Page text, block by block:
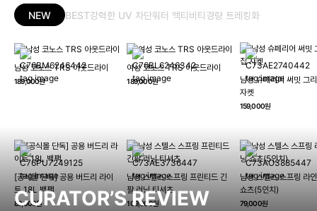
NEW BEST강력한 UV 차단워터 액티비티경량 트레킹화
남성 코노스 TRS 아웃드라이
189,000원
여성 코노스 TRS 아웃드라이
189,000원
남성 슈페리어 써밋 그
자켓
159,000원
[공식몰 단독] 공용 버드리 라이
트 18L 백팩
89,000원
남성 스텔스 스프링 프린티드 긴
팔 러닝 티셔츠
109,000원
남성 스텔스 스프링 라
쇼츠(5인치)
79,000원
CURATOR’S REVIEW